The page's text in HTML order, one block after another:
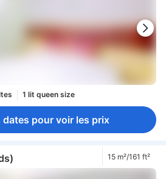
1 lit queen size
dates pour voir les prix
15 m²/161 ft²